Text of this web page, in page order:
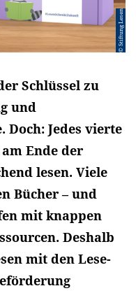
© Stiftung Lesen
Schlüssel zu
und
Doch: Jedes vierte
Ende der
lesen. Viele
Bücher – und
mit knappen
Deshalb
mit den Lese-